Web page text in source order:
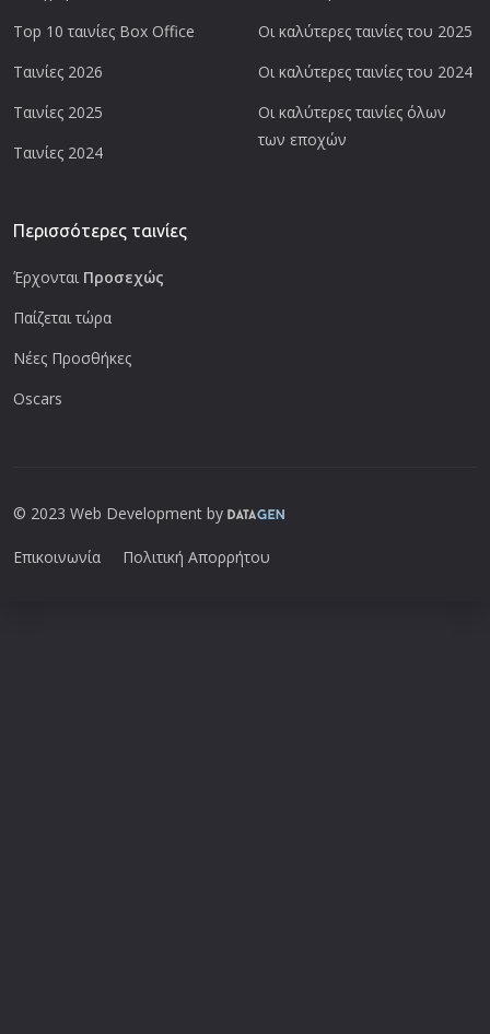
Top 10 ταινίες Box Office
Ταινίες 2026
Ταινίες 2025
Ταινίες 2024
Οι καλύτερες ταινίες του 2025
Οι καλύτερες ταινίες του 2024
Οι καλύτερες ταινίες όλων
των εποχών
Περισσότερες ταινίες
Έρχονται Προσεχώς
Παίζεται τώρα
Νέες Προσθήκες
Oscars
© 2023 Web Development by
Επικοινωνία Πολιτική Απορρήτου